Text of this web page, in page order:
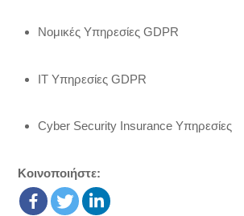
Νομικές Υπηρεσίες GDPR
IT Υπηρεσίες GDPR
Cyber Security Insurance Υπηρεσίες
Κοινοποιήστε: